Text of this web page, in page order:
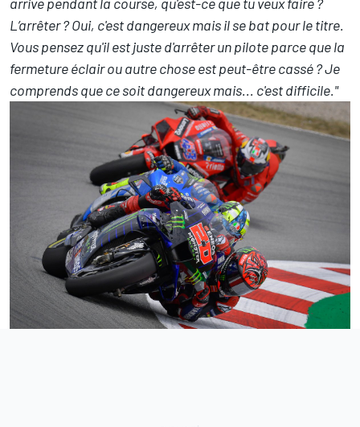
L’arrêter ? Oui, c'est dangereux mais il se bat pour le titre.
Vous pensez qu'il est juste d'arrêter un pilote parce que la
fermeture éclair ou autre chose est peut-être cassé ? Je
comprends que ce soit dangereux mais... c'est difficile."